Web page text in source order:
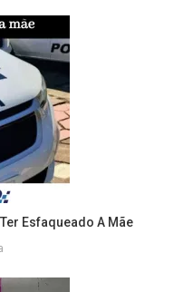
Esfaqueado A Mãe